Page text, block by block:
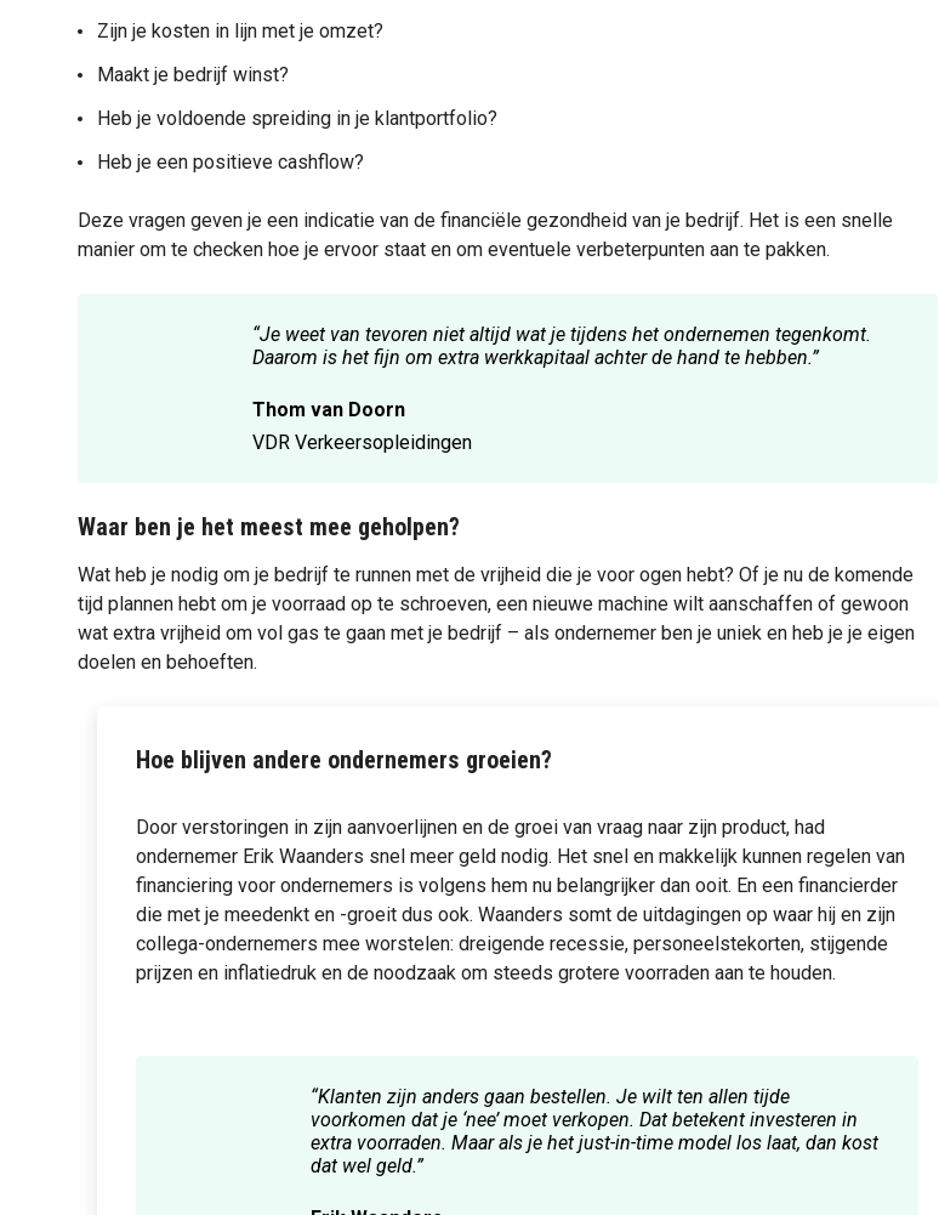
Zijn je kosten in lijn met je omzet?
Maakt je bedrijf winst?
Heb je voldoende spreiding in je klantportfolio?
Heb je een positieve cashflow?
Deze vragen geven je een indicatie van de financiële gezondheid van je bedrijf. Het is een snelle
manier om te checken hoe je ervoor staat en om eventuele verbeterpunten aan te pakken.
“Je weet van tevoren niet altijd wat je tijdens het ondernemen tegenkomt.
Daarom is het fijn om extra werkkapitaal achter de hand te hebben.”
Thom van Doorn
VDR Verkeersopleidingen
Waar ben je het meest mee geholpen?
Wat heb je nodig om je bedrijf te runnen met de vrijheid die je voor ogen hebt? Of je nu de komende
tijd plannen hebt om je voorraad op te schroeven, een nieuwe machine wilt aanschaffen of gewoon
wat extra vrijheid om vol gas te gaan met je bedrijf – als ondernemer ben je uniek en heb je je eigen
doelen en behoeften.
Hoe blijven andere ondernemers groeien?
Door verstoringen in zijn aanvoerlijnen en de groei van vraag naar zijn product, had
ondernemer Erik Waanders snel meer geld nodig. Het snel en makkelijk kunnen regelen van
financiering voor ondernemers is volgens hem nu belangrijker dan ooit. En een financierder
die met je meedenkt en -groeit dus ook. Waanders somt de uitdagingen op waar hij en zijn
collega-ondernemers mee worstelen: dreigende recessie, personeelstekorten, stijgende
prijzen en inflatiedruk en de noodzaak om steeds grotere voorraden aan te houden.
“Klanten zijn anders gaan bestellen. Je wilt ten allen tijde
voorkomen dat je ‘nee’ moet verkopen. Dat betekent investeren in
extra voorraden. Maar als je het just-in-time model los laat, dan kost
dat wel geld.”